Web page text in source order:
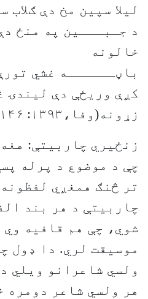
لیلا سپین مخ دې ګلاب
د جـبـــین په منځ
خالونه
باڼــــــه غشي
کږې وریځې دې لیندۍ
زړونه(وفا،۱۳۹۳: ۱۴۶مخ)
زنځیري چاربیتې:
چې د موضوع د پرله
تر څنګ همغږي
چاربیتې د هر بند
شوي، چې هم قافیه وي
موسیقت لري. دا ډول
ولسي شاعرانو ویلي
هر ولسي شاعر دومره